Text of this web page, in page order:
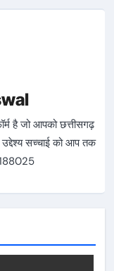
है जो आपको छत्तीसगढ़
सच्चाई को आप तक